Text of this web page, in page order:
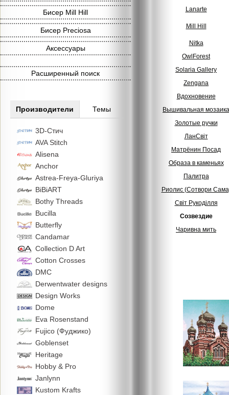
Бисер Mill Hill
Бисер Preciosa
Аксессуары
Расширенный поиск
Производители Темы
3D-Стич
AVA Stitch
Alisena
Anchor
Astrea-Freya-Gluriya
BiBiART
Bothy Threads
Bucilla
Butterfly
Candamar
Collection D Art
Cotton Crosses
DMC
Derwentwater designs
Design Works
Dome
Eva Rosenstand
Fujico (Фуджико)
Goblenset
Heritage
Hobby & Pro
Janlynn
Kustom Krafts
Lanarte
Mill Hill
Nitka
OwlForest
Solaria Gallery
Zengana
Вдохновение
Вышивальная мозаика
Золотые ручки
ЛанСвiт
Матрёнин Посад
Образа в каменьях
Палитра
Риолис (Сотвори
Свiт Рукодiлля
Созвездие
Чаривна мить